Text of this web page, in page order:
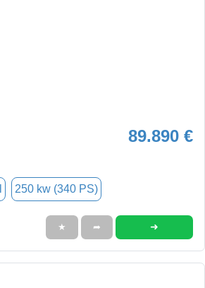
89.890 €
250 kw (340 PS)
★ ➦ ➜